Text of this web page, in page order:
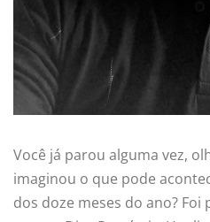
Você já parou alguma vez,
imaginou o que pode
dos doze meses do ano? Foi